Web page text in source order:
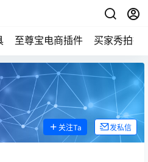
至尊宝电商插件 买家秀拍摄
关注Ta 发私信